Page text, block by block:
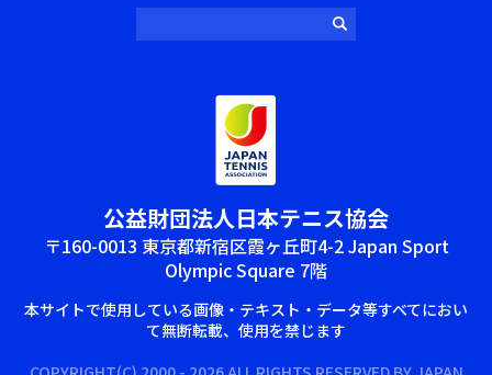
公益財団法⼈⽇本テニス協会
〒160-0013 東京都新宿区霞ヶ丘町4-2 Japan Sport
Olympic Square 7階
本サイトで使⽤している画像‧テキスト‧データ等すべてにおい
て無断転載、使⽤を禁じます